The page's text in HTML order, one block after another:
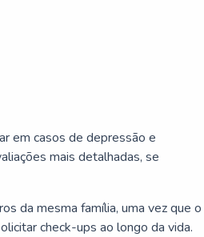
em casos de depressão e
mais detalhadas, se
da mesma família, uma vez que o
check-ups ao longo da vida.